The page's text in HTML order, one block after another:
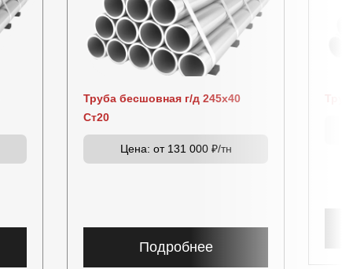
Труба бесшовная г/д 245х40
Ст20
Цена: от 131 000 ₽/тн
Подробнее